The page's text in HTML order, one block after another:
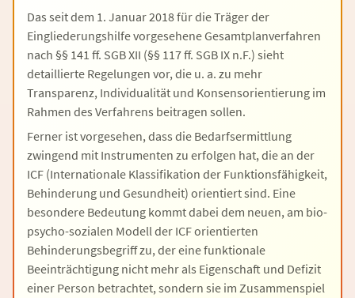
Das seit dem 1. Januar 2018 für die Träger der
Eingliederungshilfe vorgesehene Gesamtplanverfahren
nach §§ 141 ff. SGB XII (§§ 117 ff. SGB IX n.F.) sieht
detaillierte Regelungen vor, die u. a. zu mehr
Transparenz, Individualität und Konsensorientierung im
Rahmen des Verfahrens beitragen sollen.
Ferner ist vorgesehen, dass die Bedarfsermittlung
zwingend mit Instrumenten zu erfolgen hat, die an der
ICF (Internationale Klassifikation der Funktionsfähigkeit,
Behinderung und Gesundheit) orientiert sind. Eine
besondere Bedeutung kommt dabei dem neuen, am bio-
psycho-sozialen Modell der ICF orientierten
Behinderungsbegriff zu, der eine funktionale
Beeinträchtigung nicht mehr als Eigenschaft und Defizit
einer Person betrachtet, sondern sie im Zusammenspiel